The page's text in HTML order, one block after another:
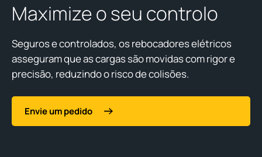
Maximize o seu controlo
Seguros e controlados, os rebocadores elétricos
asseguram que as cargas são movidas com rigor e
precisão, reduzindo o risco de colisões.
Envie um pedido